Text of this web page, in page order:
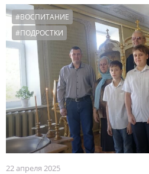
#ВОСПИТАНИЕ
#ПОДРОСТКИ
22 апреля 2025